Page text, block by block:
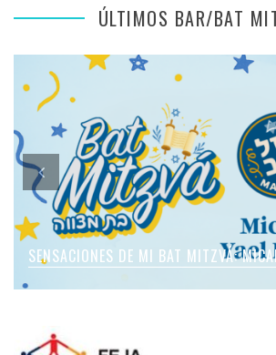
ÚLTIMOS BAR/BAT
SENSACIONES DE MI BAT MITZVÁ:
SENSACIONES DE MI BAT MITZVÁ:
SENSACIONES DE MI BAT MITZVÁ:
APFELBAUM
SENSACIONES DE MI BAT MITZVÁ:
SENSACIONES EN MI BAR MITZVÁ: